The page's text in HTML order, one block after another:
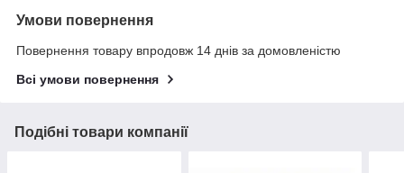
Умови повернення
Повернення товару впродовж 14 днів за домовленістю
Всі умови повернення
Подібні товари компанії